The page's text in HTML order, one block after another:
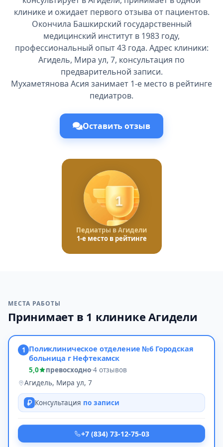
клинике и ожидает первого отзыва от пациентов.
Окончила Башкирский государственный
медицинский институт в 1983 году,
профессиональный опыт 43 года. Адрес клиники:
Агидель, Мира ул, 7, консультация по
предварительной записи.
Мухаметянова Асия занимает 1-е место в рейтинге
педиатров.
Оставить отзыв
1
Педиатры в Агидели
1-е место в рейтинге
МЕСТА РАБОТЫ
Принимает в 1 клинике Агидели
1 Поликлиническое отделение №6 Городская
больница г Нефтекамск
5,0 превосходно·4 отзывов
Агидель, Мира ул, 7
Консультация по записи
+7 (834) 73-12-75-03